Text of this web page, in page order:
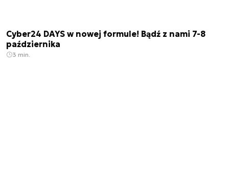
Cyber24 DAYS w nowej formule! Bądź z nami 7-8
października
3 min.